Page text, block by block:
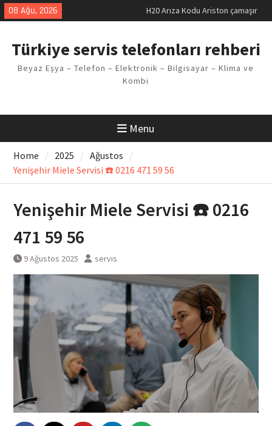
Skip
to
08 Ağu, 2026
makinesi Sorunu
LG kombi E2 Arızası Çözümü
Çözüm Yöntemleri
Arıza Kodu
Ferroli klima E3 Arızası Çözümü
Türkiye servis telefonları rehberi
Beyaz Eşya – Telefon – Elektronik – Bilgisayar – Klima ve
Kombi
Menu
Home 2025
Ağustos
Yenişehir Miele Servisi ☎️ 0216 471 59 56
Yenişehir Miele Servisi ☎️ 0216
471 59 56
9 Ağustos 2025 servis